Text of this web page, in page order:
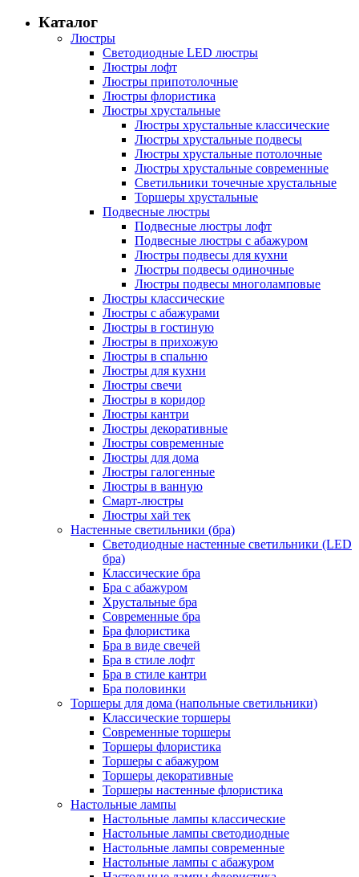
Каталог
Люстры
Светодиодные LED люстры
Люстры лофт
Люстры припотолочные
Люстры флористика
Люстры хрустальные
Люстры хрустальные классические
Люстры хрустальные подвесы
Люстры хрустальные потолочные
Люстры хрустальные современные
Светильники точечные хрустальные
Торшеры хрустальные
Подвесные люстры
Подвесные люстры лофт
Подвесные люстры с абажуром
Люстры подвесы для кухни
Люстры подвесы одиночные
Люстры подвесы многоламповые
Люстры классические
Люстры с абажурами
Люстры в гостиную
Люстры в прихожую
Люстры в спальню
Люстры для кухни
Люстры свечи
Люстры в коридор
Люстры кантри
Люстры декоративные
Люстры современные
Люстры для дома
Люстры галогенные
Люстры в ванную
Смарт-люстры
Люстры хай тек
Настенные светильники (бра)
Светодиодные настенные светильники (LED
бра)
Классические бра
Бра с абажуром
Хрустальные бра
Современные бра
Бра флористика
Бра в виде свечей
Бра в стиле лофт
Бра в стиле кантри
Бра половинки
Торшеры для дома (напольные светильники)
Классические торшеры
Современные торшеры
Торшеры флористика
Торшеры с абажуром
Торшеры декоративные
Торшеры настенные флористика
Настольные лампы
Настольные лампы классические
Настольные лампы светодиодные
Настольные лампы современные
Настольные лампы с абажуром